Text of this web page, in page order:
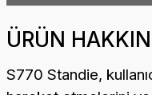
ÜRÜN
S770 Standie,